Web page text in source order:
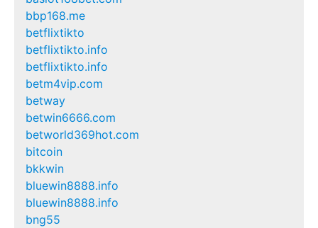
bbp168.me
betflixtikto
betflixtikto.info
betflixtikto.info
betm4vip.com
betway
betwin6666.com
betworld369hot.com
bitcoin
bkkwin
bluewin8888.info
bluewin8888.info
bng55